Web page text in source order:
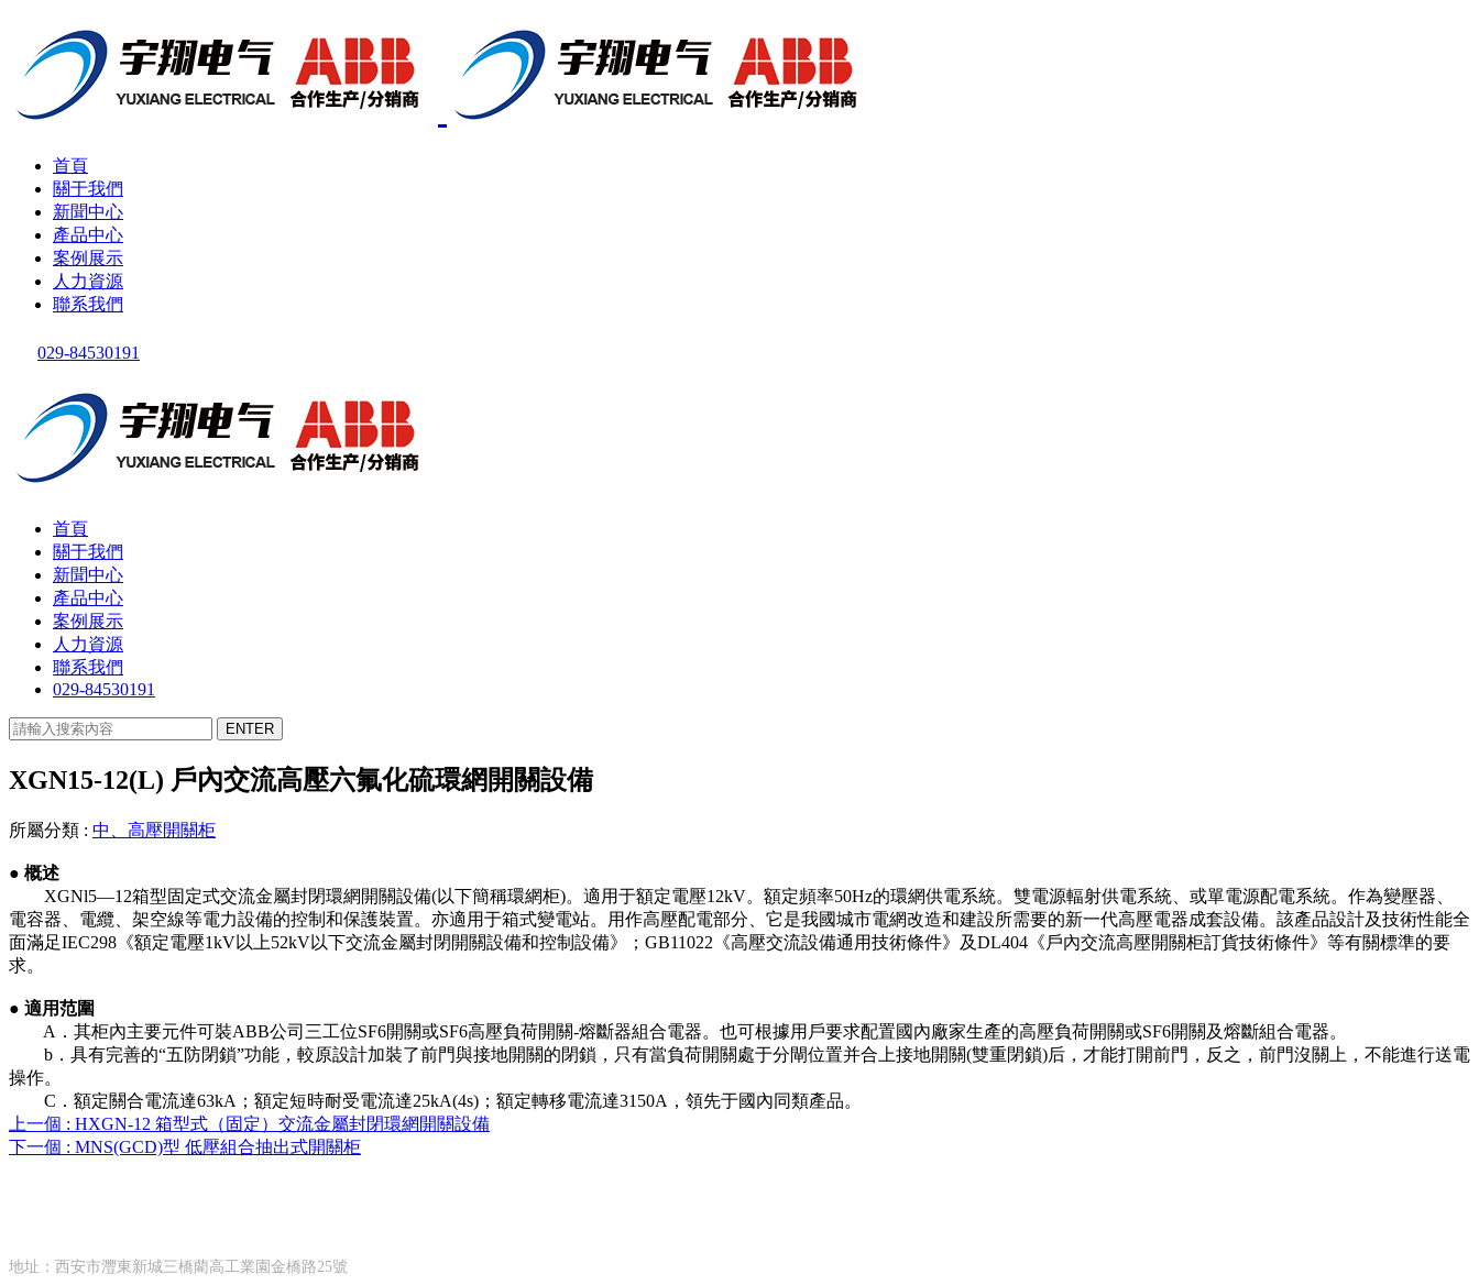
首頁
關于我們
新聞中心
產品中心
案例展示
人力資源
聯系我們
029-84530191
首頁
關于我們
新聞中心
產品中心
案例展示
人力資源
聯系我們
029-84530191
XGN15-12(L) 戶內交流高壓六氟化硫環網開關設備
所屬分類 : 中、高壓開關柜
● 概述
XGNl5—12箱型固定式交流金屬封閉環網開關設備(以下簡稱環網柜)。適用于額定電壓12kV。額定頻率50Hz的環網供電系統。雙電源輻射供電系統、或單電源配電系統。作為變壓器、
電容器、電纜、架空線等電力設備的控制和保護裝置。亦適用于箱式變電站。用作高壓配電部分、它是我國城市電網改造和建設所需要的新一代高壓電器成套設備。該產品設計及技術性能全
面滿足IEC298《額定電壓1kV以上52kV以下交流金屬封閉開關設備和控制設備》；GB11022《高壓交流設備通用技術條件》及DL404《戶內交流高壓開關柜訂貨技術條件》等有關標準的要
求。
● 適用范圍
A．其柜內主要元件可裝ABB公司三工位SF6開關或SF6高壓負荷開關-熔斷器組合電器。也可根據用戶要求配置國內廠家生產的高壓負荷開關或SF6開關及熔斷組合電器。
b．具有完善的“五防閉鎖”功能，較原設計加裝了前門與接地開關的閉鎖，只有當負荷開關處于分閘位置并合上接地開關(雙重閉鎖)后，才能打開前門，反之，前門沒關上，不能進行送電
操作。
C．額定關合電流達63kA；額定短時耐受電流達25kA(4s)；額定轉移電流達3150A，領先于國內同類產品。
上一個 : HXGN-12 箱型式（固定）交流金屬封閉環網開關設備
下一個 : MNS(GCD)型 低壓組合抽出式開關柜
地址：西安市灃東新城三橋藺高工業園金橋路25號